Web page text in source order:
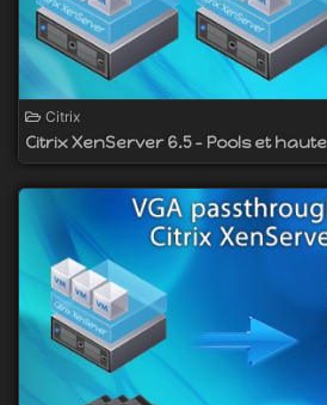
Citrix
Citrix XenServer 6.5 - Pools et